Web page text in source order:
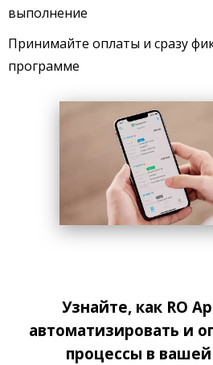
выполнение
Принимайте оплаты и сразу
программе
Узнайте, как RO
автоматизировать и
процессы в